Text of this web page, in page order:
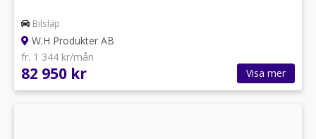
Bilsläp
W.H Produkter AB
fr. 1 344 kr/mån
82 950 kr Visa mer